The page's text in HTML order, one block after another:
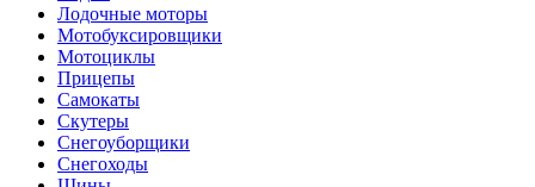
Лодочные моторы
Мотобуксировщики
Мотоциклы
Прицепы
Самокаты
Скутеры
Снегоуборщики
Снегоходы